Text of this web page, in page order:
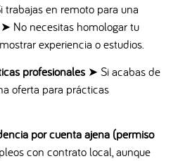
trabajas en remoto para una
No necesitas homologar tu
experiencia o estudios.
profesionales➤ Si acabas de
oferta para prácticas
por cuenta ajena (permiso
con contrato local, aunque